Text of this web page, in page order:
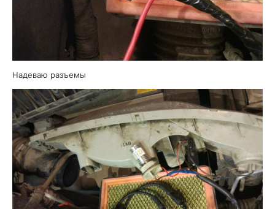
Надеваю разъемы